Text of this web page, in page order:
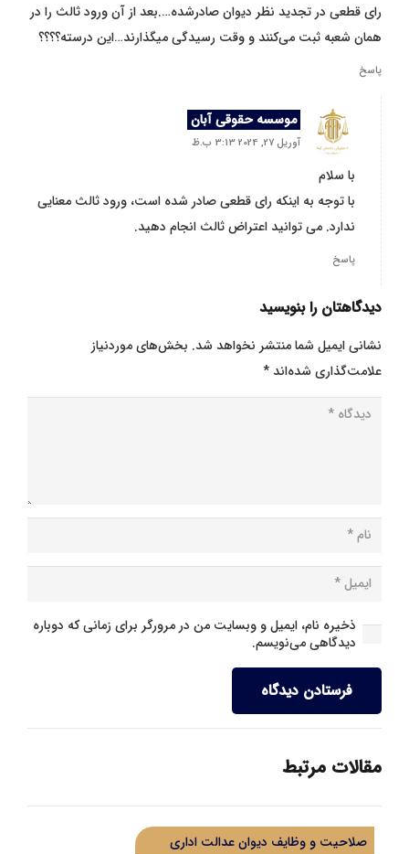
رای قطعی در تجدید نظر دیوان صادرشده….بعد از آن ورود ثالث را در
همان شعبه ثبت می‌کنند و وقت رسیدگی میگذارند…این درسته؟؟؟؟
پاسخ
موسسه حقوقی آبان
آوریل 27, 2024 3:13 ب.ظ
با سلام
با توجه به اینکه رای قطعی صادر شده است، ورود ثالث معنایی
ندارد. می توانید اعتراض ثالث انجام دهید.
پاسخ
دیدگاهتان را بنویسید
نشانی ایمیل شما منتشر نخواهد شد. بخش‌های موردنیاز
علامت‌گذاری شده‌اند*
ذخیره نام، ایمیل و وبسایت من در مرورگر برای زمانی که دوباره
دیدگاهی می‌نویسم.
فرستادن دیدگاه
مقالات مرتبط
صلاحیت و وظایف دیوان عدالت اداری